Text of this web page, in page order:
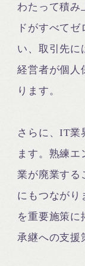
わたって積み
ドがすべて
い、取引先に
経営者が個人
ります。
さらに、IT業
ます。熟練
業が廃業する
にもつながり
を重要施策
承継への支援